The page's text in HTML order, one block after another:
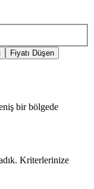
Fiyatı Düşen
bir bölgede
Kriterlerinize